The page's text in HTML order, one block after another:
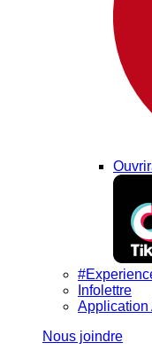
Infolettre
Application
Nous joindre